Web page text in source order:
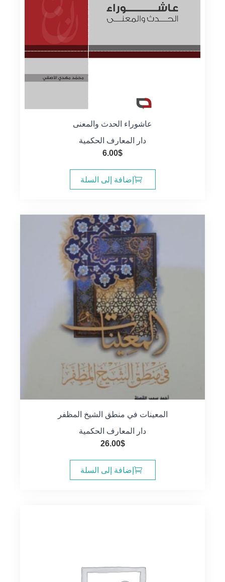
عاشوراء الحدث والمعنى
دار المعارف الحكمية
6.00$
إضافة إلى السلة
المعينات في منطق الشيخ المظفر
دار المعارف الحكمية
26.00$
إضافة إلى السلة